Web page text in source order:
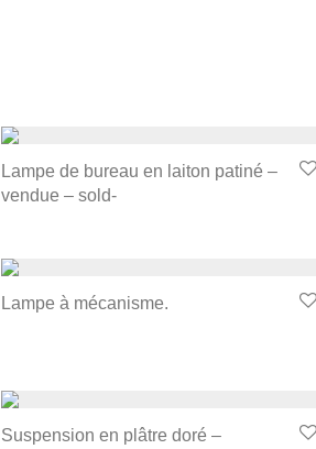
Lampe de bureau en laiton patiné –
vendue – sold-
Lampe à mécanisme.
Suspension en plâtre doré –